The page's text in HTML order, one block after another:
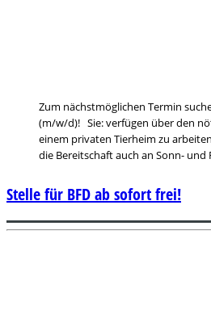
Zum nächstmöglichen Termin
(m/w/d)! Sie: verfügen über den
einem privaten Tierheim zu
die Bereitschaft auch an Sonn- und
Stelle für BFD ab sofort frei!